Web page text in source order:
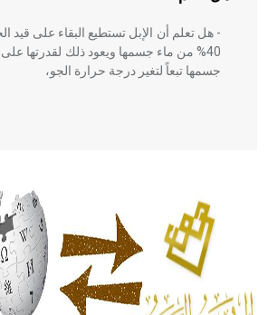
- هل تعلم أن الإبل تستطيع البقاء على قيد
40% من ماء جسمها ويعود ذلك لقدرتها
جسمها تبعاً لتغير درجة حرارة الجو،
الحكم، الأدلة، تنظيم التغذية، ورسالته في
له الفضل بأنه حرر الطب من الدين
- هل تعلم أن المرجان إفراز حيواني يتكون